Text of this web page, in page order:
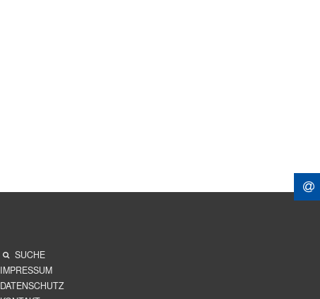
SUCHE
IMPRESSUM
DATENSCHUTZ